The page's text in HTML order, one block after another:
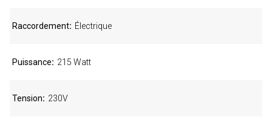
Raccordement Électrique
Puissance 215 Watt
Tension 230V